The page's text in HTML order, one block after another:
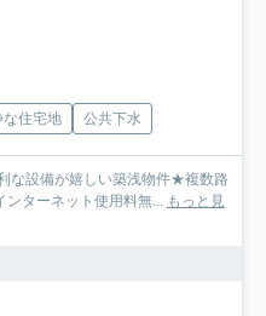
な住宅地 公共下水
な設備が嬉しい築浅物件★複数路
ターネット使用料無... もっと見